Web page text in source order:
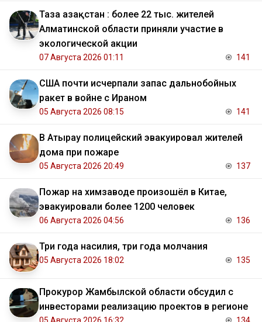
Таза Қазақстан : более 22 тыс. жителей
Алматинской области приняли участие в
экологической акции
07 Августа 2026 01:11 141
США почти исчерпали запас дальнобойных
ракет в войне с Ираном
05 Августа 2026 08:15 141
В Атырау полицейский эвакуировал жителей
дома при пожаре
05 Августа 2026 20:49 137
Пожар на химзаводе произошёл в Китае,
эвакуировали более 1200 человек
06 Августа 2026 04:56 136
Три года насилия, три года молчания
05 Августа 2026 18:02 135
Прокурор Жамбылской области обсудил с
инвесторами реализацию проектов в регионе